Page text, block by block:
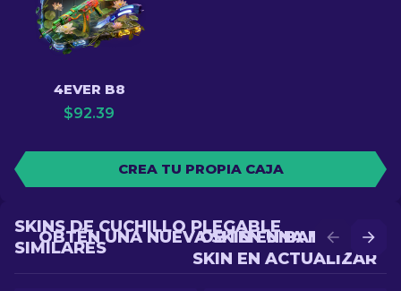
4EVER B8
$92.39
CREA TU PROPIA CAJA
OBTÉN UNA MEJOR
SKIN EN ACTUALIZAR
OBTÉN UNA NUEVA SKIN EN BATALLA
SKINS DE CUCHILLO PLEGABLE
SIMILARES